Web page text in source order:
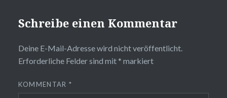
Schreibe einen Kommentar
Deine E-Mail-Adresse wird nicht veröffentlicht.
Erforderliche Felder sind mit * markiert
KOMMENTAR *